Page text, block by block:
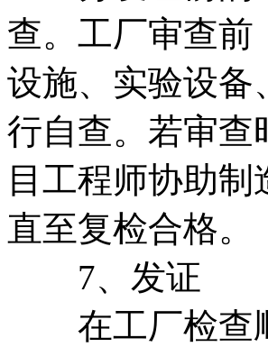
查。工厂审查前
设施、实验设备
行自查。若审查
目工程师协助
直至复检合格。
7、发证
在工厂检查顺